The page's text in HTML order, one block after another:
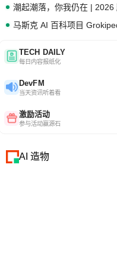
潮起潮落，你我仍在 |
马斯克 AI 百科项目
TECH DAILY
每日内容报纸化
DevFM
当天资讯听着看
激励活动
参与活动赢源石
AI 造物